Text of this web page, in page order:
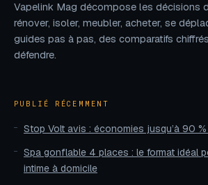
Vapelink Mag décompose les décisions
rénover, isoler, meubler, acheter, se
guides pas à pas, des comparatifs
défendre.
PUBLIÉ RÉCEMMENT
Stop Volt avis : économies jusqu’à 90
Spa gonflable 4 places : le format idéal
intime à domicile